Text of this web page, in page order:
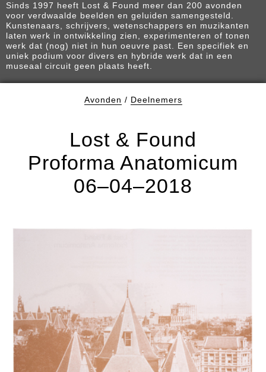
Sinds 1997 heeft Lost & Found meer dan 200 avonden
voor verdwaalde beelden en geluiden samengesteld.
Kunstenaars, schrijvers, wetenschappers en muzikanten
laten werk in ontwikkeling zien, experimenteren of tonen
werk dat (nog) niet in hun oeuvre past. Een specifiek en
uniek podium voor divers en hybride werk dat in een
museaal circuit geen plaats heeft.
Avonden / Deelnemers
Lost & Found
Proforma Anatomicum
06–04–2018